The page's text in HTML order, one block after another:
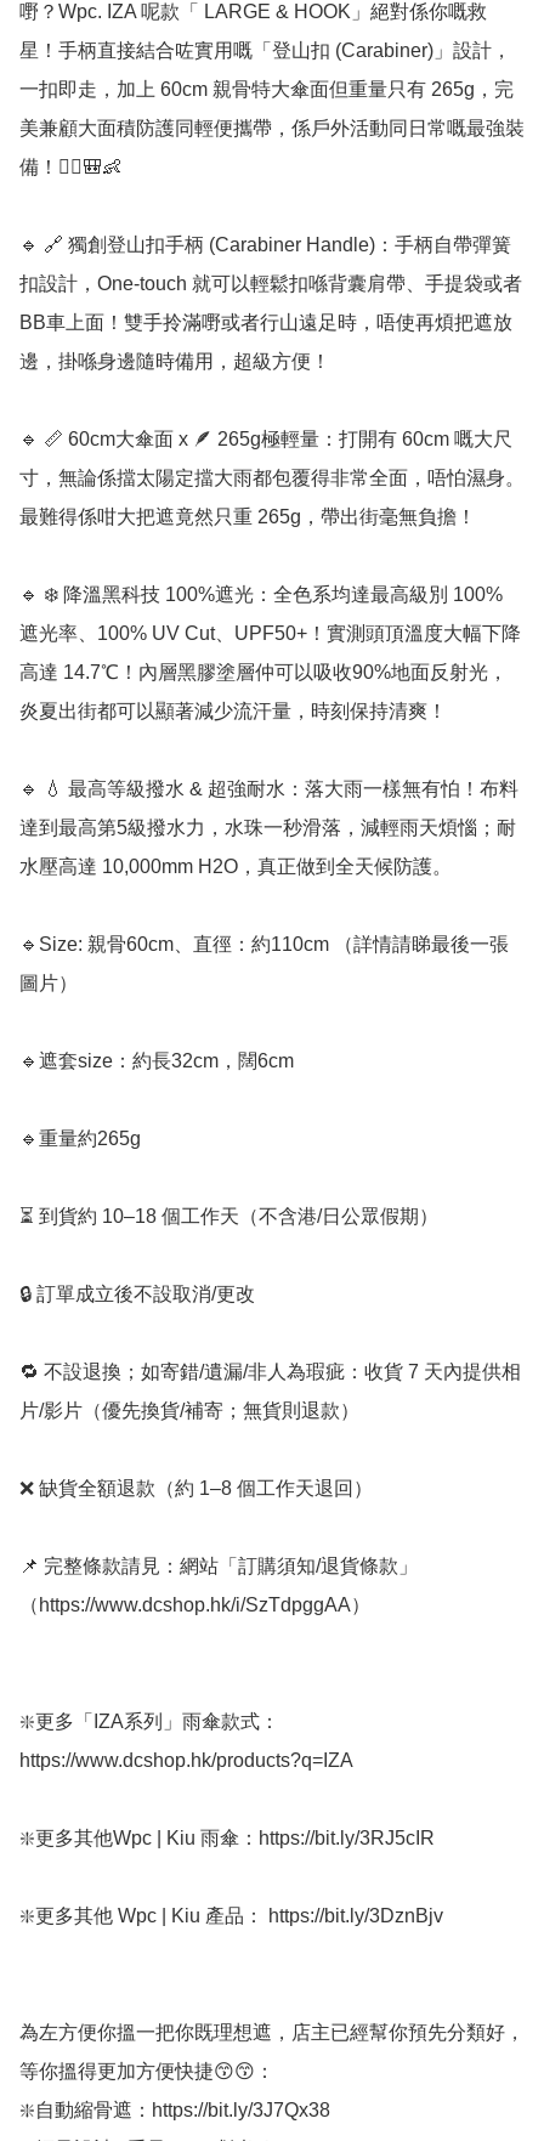
嘢？Wpc. IZA 呢款「 LARGE & HOOK」絕對係你嘅救
星！手柄直接結合咗實用嘅「登山扣 (Carabiner)」設計，
一扣即走，加上 60cm 親骨特大傘面但重量只有 265g，完
美兼顧大面積防護同輕便攜帶，係戶外活動同日常嘅最強裝
備！🧗‍♂️🎒👶
🔹 🔗 獨創登山扣手柄 (Carabiner Handle)：手柄自帶彈簧
扣設計，One-touch 就可以輕鬆扣喺背囊肩帶、手提袋或者
BB車上面！雙手拎滿嘢或者行山遠足時，唔使再煩把遮放
邊，掛喺身邊隨時備用，超級方便！
🔹 📏 60cm大傘面 x 🪶 265g極輕量：打開有 60cm 嘅大尺
寸，無論係擋太陽定擋大雨都包覆得非常全面，唔怕濕身。
最難得係咁大把遮竟然只重 265g，帶出街毫無負擔！
🔹 ❄️ 降溫黑科技 100%遮光：全色系均達最高級別 100%
遮光率、100% UV Cut、UPF50+！實測頭頂溫度大幅下降
高達 14.7℃！內層黑膠塗層仲可以吸收90%地面反射光，
炎夏出街都可以顯著減少流汗量，時刻保持清爽！
🔹 💧 最高等級撥水 & 超強耐水：落大雨一樣無有怕！布料
達到最高第5級撥水力，水珠一秒滑落，減輕雨天煩惱；耐
水壓高達 10,000mm H2O，真正做到全天候防護。
🔹Size: 親骨60cm、直徑：約110cm （詳情請睇最後一張
圖片）
🔹遮套size：約長32cm，闊6cm
🔹重量約265g
⏳ 到貨約 10–18 個工作天（不含港/日公眾假期）
🔒 訂單成立後不設取消/更改
🔁 不設退換；如寄錯/遺漏/非人為瑕疵：收貨 7 天內提供相
片/影片（優先換貨/補寄；無貨則退款）
❌ 缺貨全額退款（約 1–8 個工作天退回）
📌 完整條款請見：網站「訂購須知/退貨條款」
（https://www.dcshop.hk/i/SzTdpggAA）
❇️更多「IZA系列」雨傘款式：
https://www.dcshop.hk/products?q=IZA
❇️更多其他Wpc | Kiu 雨傘：https://bit.ly/3RJ5cIR
❇️更多其他 Wpc | Kiu 產品： https://bit.ly/3DznBjv
為左方便你搵一把你既理想遮，店主已經幫你預先分類好，
等你搵得更加方便快捷😙😙：
❇️自動縮骨遮：https://bit.ly/3J7Qx38